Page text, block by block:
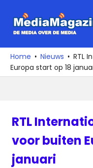
naar
media
over
de
Home Nieuws
RTL
Europa start op 18
RTL
voor buiten
januari